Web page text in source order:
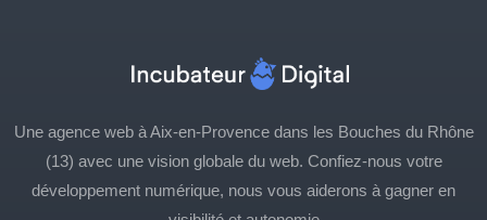
Une agence web à Aix-en-Provence dans les Bouches du Rhône
(13) avec une vision globale du web. Confiez-nous votre
développement numérique, nous vous aiderons à gagner en